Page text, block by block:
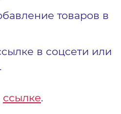
товаров в
в соцсети или
ссылке.